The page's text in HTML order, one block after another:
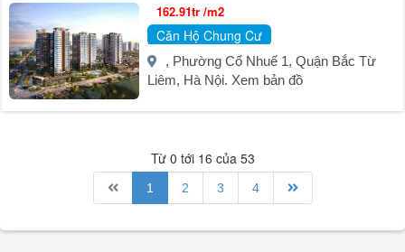
162.91tr /m2
Căn Hộ Chung Cư
, Phường Cổ Nhuế 1, Quận Bắc Từ
Liêm, Hà Nội. Xem bản đồ
Từ 0 tới 16 của 53
1 2 3 4